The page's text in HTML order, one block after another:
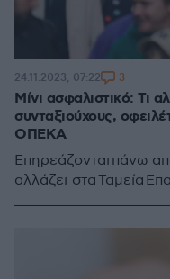
Μίνι ασφαλιστικό: Τι
συνταξιούχους,
ΟΠΕΚΑ
Επηρεάζονται πάνω
αλλάζει στα Ταμεία
24.11.2023, 07:22 3